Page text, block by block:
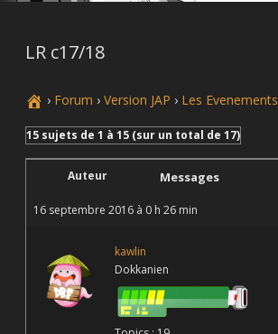
LR c17/18
› Forum › Version JAP › Les Evenements
15 sujets de 1 à 15 (sur un total de 17)
Auteur Messages
16 septembre 2016 à 0 h 26 min
kawlin
Dokkanien